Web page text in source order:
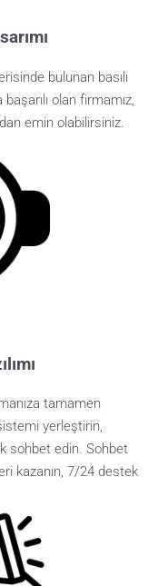
bulunan basılı
olan firmamız,
emin olabilirsiniz.
tamamen
yerleştirin,
sohbet edin. Sohbet
kazanın, 7/24 destek